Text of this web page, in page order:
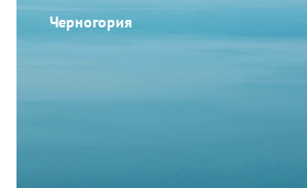
Черногория